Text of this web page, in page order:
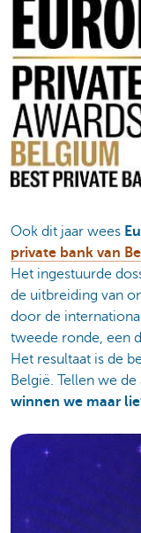
Ook dit jaar wees
private bank van
Het ingestuurde
de uitbreiding van
door de
tweede ronde, een
Het resultaat is de
België. Tellen we
winnen we maar